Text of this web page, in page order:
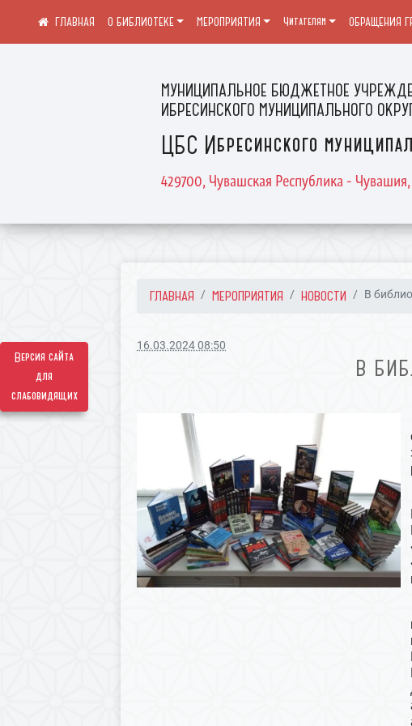
Версия сайта
для
слабовидящих
МУНИЦИПАЛЬНОЕ БЮДЖЕТНОЕ
ИБРЕСИНСКОГО МУНИЦИПАЛЬНОГО
ЦБС Ибресинского
429700, Чувашская Республика -
О БИБЛИОТЕКЕ МЕРОПРИЯТИЯ Читателям ОБРАЩЕНИЯ
ГЛАВНАЯ МЕРОПРИЯТИЯ НОВОСТИ В
16.03.2024 08:50
В